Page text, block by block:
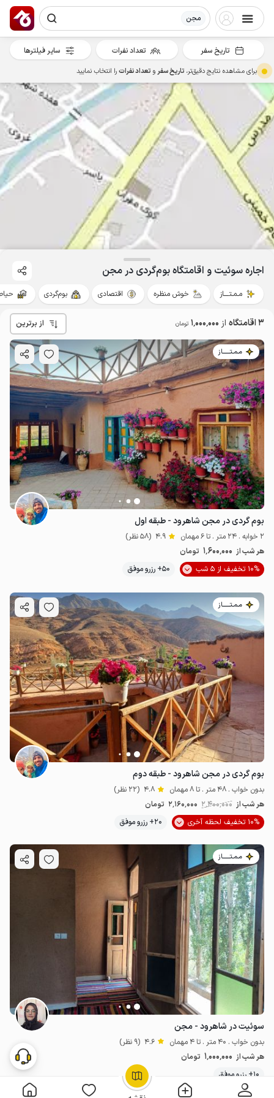
مجن
OpenStreetMap
اجاره سوئیت و اقامتگاه بوم‌گردی در مجن
مـمـتــــاز خوش منظره اقتصادی بوم‌گردی
3 اقامتگاه از 1٬000٬000 تومان از برترین
مـمـتــــــاز
بوم گردی در مجن شاهرود - طبقه اول
2 خوابه . 24 متر . تا 6 مهمان 4.9 (58 نظر)
هر شب از 1٬600٬000 تومان
10% تخفیف از 5 شب
50+ رزرو موفق
مـمـتــــــاز
بوم گردی در مجن شاهرود - طبقه دوم
بدون خواب . 48 متر . تا 8 مهمان 4.8 (22 نظر)
هر شب از 2٬400٬000 2٬160٬000 تومان
10% تخفیف لحظه آخری
20+ رزرو موفق
مـمـتــــــاز
سوئیت در شاهرود - مجن
بدون خواب . 40 متر . تا 4 مهمان 4.6 (9 نظر)
هر شب از 1٬000٬000 تومان
10+ رزرو موفق
تاریخ سفر تعداد نفرات سایر فیلترها
برای مشاهده نتایج دقیق‌تر، تاریخ سفرو تعداد نفراترا انتخاب نمایید